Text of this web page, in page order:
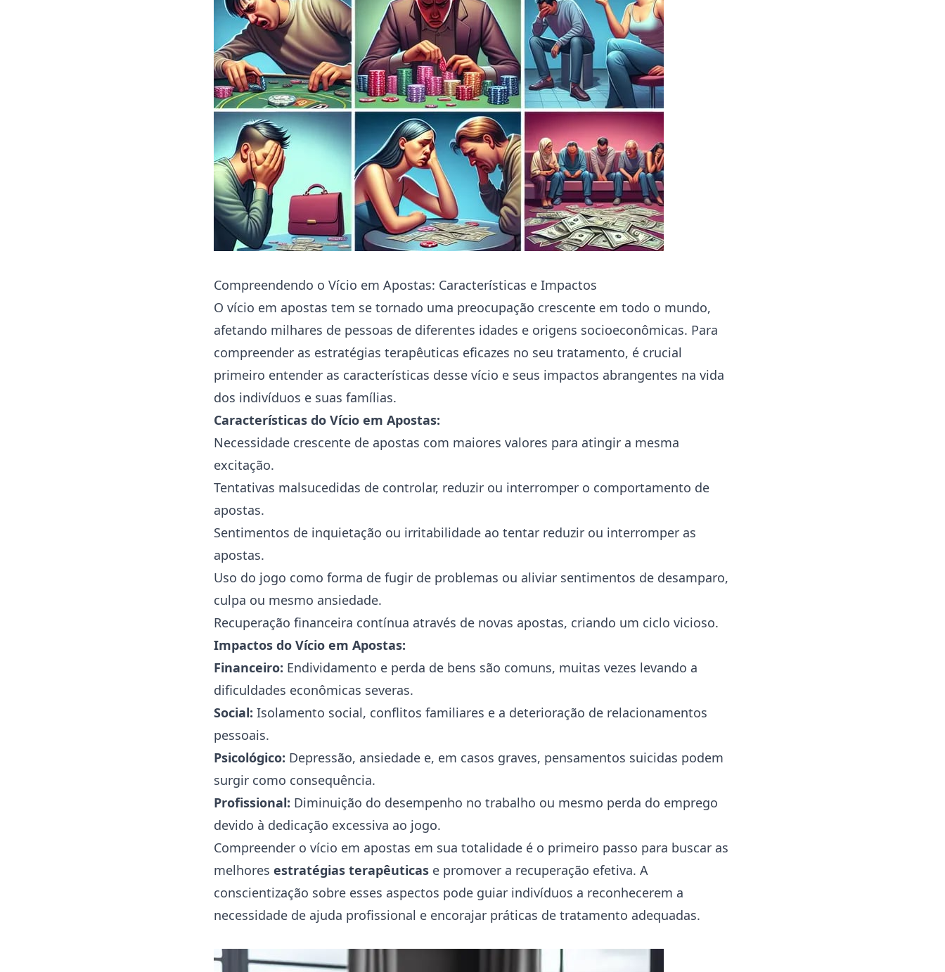
Compreendendo o Vício em Apostas: Características e Impactos
O vício em apostas tem se tornado uma preocupação crescente em todo o mundo,
afetando milhares de pessoas de diferentes idades e origens socioeconômicas. Para
compreender as estratégias terapêuticas eficazes no seu tratamento, é crucial
primeiro entender as características desse vício e seus impactos abrangentes na vida
dos indivíduos e suas famílias.
Características do Vício em Apostas:
Necessidade crescente de apostas com maiores valores para atingir a mesma
excitação.
Tentativas malsucedidas de controlar, reduzir ou interromper o comportamento de
apostas.
Sentimentos de inquietação ou irritabilidade ao tentar reduzir ou interromper as
apostas.
Uso do jogo como forma de fugir de problemas ou aliviar sentimentos de desamparo,
culpa ou mesmo ansiedade.
Recuperação financeira contínua através de novas apostas, criando um ciclo vicioso.
Impactos do Vício em Apostas:
Financeiro: Endividamento e perda de bens são comuns, muitas vezes levando a
dificuldades econômicas severas.
Social: Isolamento social, conflitos familiares e a deterioração de relacionamentos
pessoais.
Psicológico: Depressão, ansiedade e, em casos graves, pensamentos suicidas podem
surgir como consequência.
Profissional: Diminuição do desempenho no trabalho ou mesmo perda do emprego
devido à dedicação excessiva ao jogo.
Compreender o vício em apostas em sua totalidade é o primeiro passo para buscar as
melhores estratégias terapêuticas e promover a recuperação efetiva. A
conscientização sobre esses aspectos pode guiar indivíduos a reconhecerem a
necessidade de ajuda profissional e encorajar práticas de tratamento adequadas.